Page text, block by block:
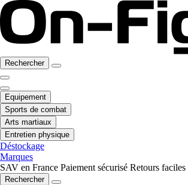
Rechercher
Equipement
Sports de combat
Arts martiaux
Entretien physique
Déstockage
Marques
SAV en France Paiement sécurisé Retours faciles
Rechercher